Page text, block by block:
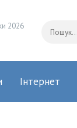
2026
Інтернет